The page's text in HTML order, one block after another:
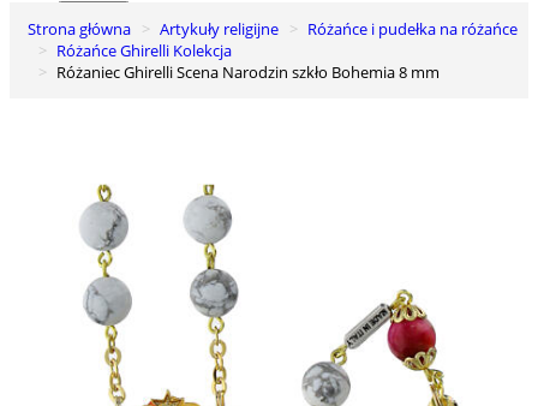
0
Koszyk
Strona główna Artykuły religijne
Różańce i pudełka na różańce
Różańce Ghirelli Kolekcja
Różaniec Ghirelli Scena Narodzin szkło Bohemia 8 mm